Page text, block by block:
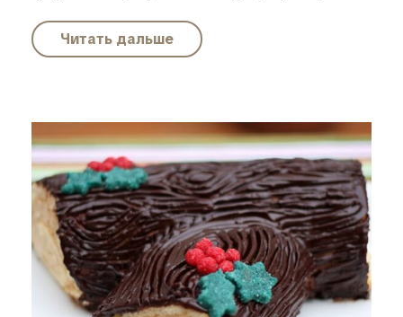
Читать дальше